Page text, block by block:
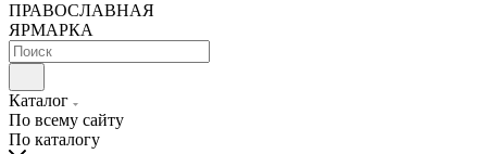
ПРАВОСЛАВНАЯ
ЯРМАРКА
Каталог
По всему сайту
По каталогу